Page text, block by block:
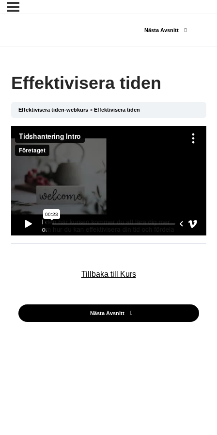
Nästa Avsnitt
Effektivisera tiden
Effektivisera tiden-webkurs Effektivisera tiden
Tillbaka till Kurs
Nästa Avsnitt